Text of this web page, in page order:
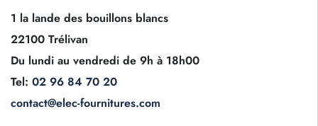
1 la lande des bouillons blancs
22100 Trélivan
Du lundi au vendredi de 9h à 18h00
Tel: 02 96 84 70 20
contact@elec-fournitures.com